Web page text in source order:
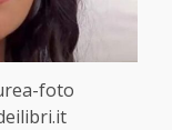
foto